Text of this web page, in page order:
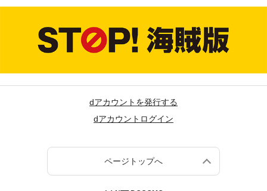
dアカウントを発行する
dアカウントログイン
ページトップへ